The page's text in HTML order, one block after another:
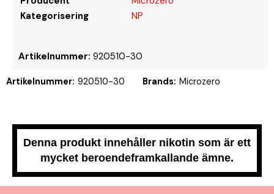
Kategorisering
NP
Artikelnummer: 920510-30
Artikelnummer: 920510-30 Brands: Microzero
Denna produkt innehåller nikotin som är ett
mycket beroendeframkallande ämne.